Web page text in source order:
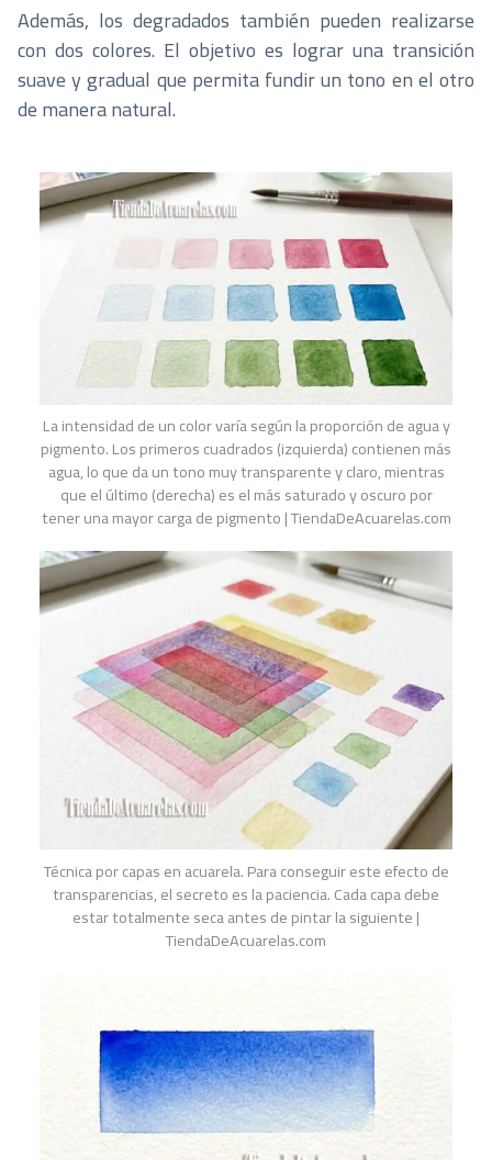
Además, los degradados también pueden realizarse
con dos colores. El objetivo es lograr una transición
suave y gradual que permita fundir un tono en el otro
de manera natural.
La intensidad de un color varía según la proporción de agua y
pigmento. Los primeros cuadrados (izquierda) contienen más
agua, lo que da un tono muy transparente y claro, mientras
que el último (derecha) es el más saturado y oscuro por
tener una mayor carga de pigmento | TiendaDeAcuarelas.com
Técnica por capas en acuarela. Para conseguir este efecto de
transparencias, el secreto es la paciencia. Cada capa debe
estar totalmente seca antes de pintar la siguiente |
TiendaDeAcuarelas.com